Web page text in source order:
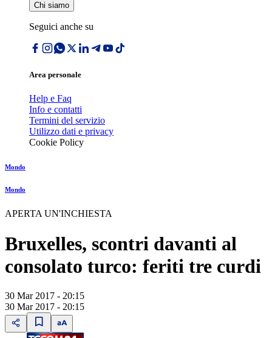
Chi siamo
Seguici anche su
Area personale
Help e Faq
Info e contatti
Termini del servizio
Utilizzo dati e privacy
Cookie Policy
Mondo
Mondo
APERTA UN'INCHIESTA
Bruxelles, scontri davanti al
consolato turco: feriti tre curdi
30 Mar 2017 - 20:15
30 Mar 2017 - 20:15